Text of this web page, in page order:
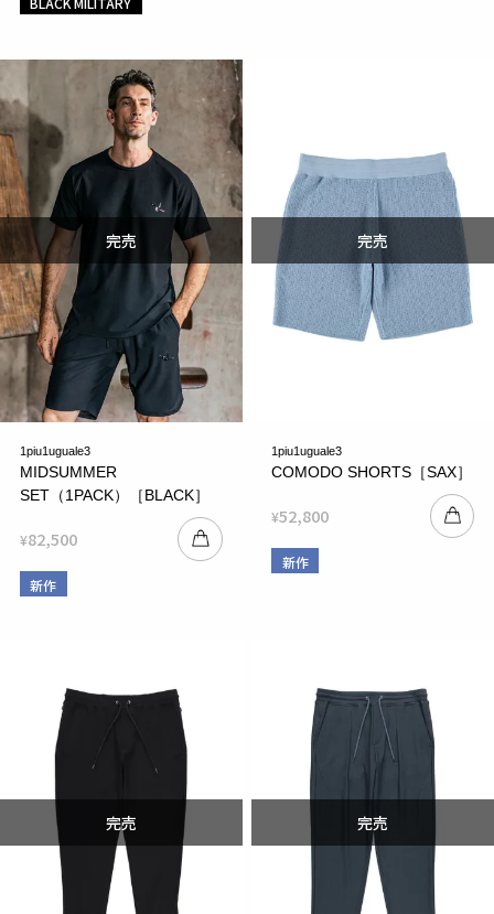
1piu1uguale3
MIDSUMMER
SET（1PACK）［BLACK］
¥82,500
新作
1piu1uguale3
COMODO SHORTS［SAX］
¥52,800
新作